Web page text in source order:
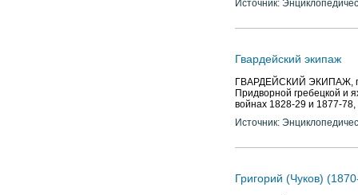
Источник:
Гвардейский экипаж
ГВАРДЕЙСКИЙ ЭКИПАЖ,
Придворной гребецкой и
войнах 1828-29 и 1877-78,
Источник:
Григорий (Чуков)